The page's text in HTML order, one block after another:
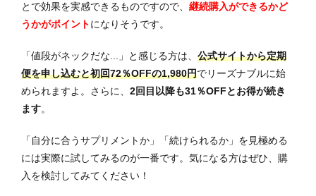
とで効果を実感できるものですので、 継続購入ができるかど
うかがポイントになりそうです。
「値段がネックだな...」と感じる方は、 公式サイトから定期
便を申し込むと初回72％OFFの1,980円でリーズナブルに始
められますよ。さらに、 2回目以降も31％OFFとお得が続き
ます。
「自分に合うサプリメントか」「続けられるか」を見極める
には実際に試してみるのが一番です。気になる方はぜひ、購
入を検討してみてください！